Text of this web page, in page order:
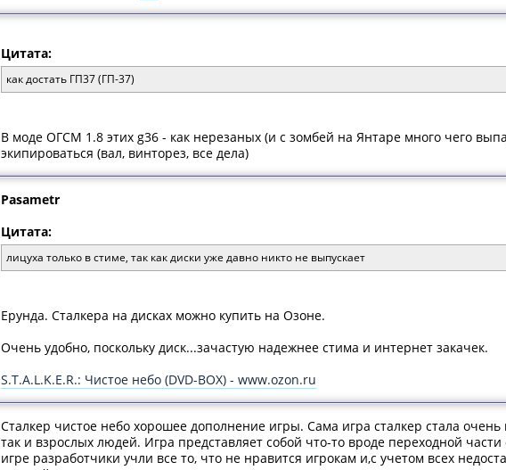
Цитата:
как достать ГП37 (ГП-37)
В моде ОГСМ 1.8 этих g36 - как нерезаных (и с зомбей на Янтаре много чего
экипироваться (вал, винторез, все дела)
Pasametr
Цитата:
лицуха только в стиме, так как диски уже давно никто не выпускает
Ерунда. Сталкера на дисках можно купить на Озоне.
Очень удобно, поскольку диск...зачастую надежнее стима и интернет закачек.
S.T.A.L.K.E.R.: Чистое небо (DVD-BOX) - www.ozon.ru
Сталкер чистое небо хорошее дополнение игры. Сама игра сталкер стала
так и взрослых людей. Игра представляет собой что-то вроде переходной
игре разработчики учли все то, что не нравится игрокам и,с учетом всех